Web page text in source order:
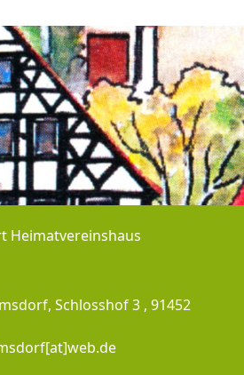
Heimatvereinshaus
Schlosshof 3 , 91452